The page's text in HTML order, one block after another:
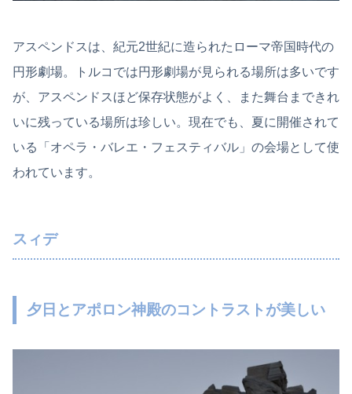
アスペンドスは、紀元2世紀に造られたローマ帝国時代の
円形劇場。トルコでは円形劇場が見られる場所は多いです
が、アスペンドスほど保存状態がよく、また舞台まできれ
いに残っている場所は珍しい。現在でも、夏に開催されて
いる「オペラ・バレエ・フェスティバル」の会場として使
われています。
スィデ
夕日とアポロン神殿のコントラストが美しい